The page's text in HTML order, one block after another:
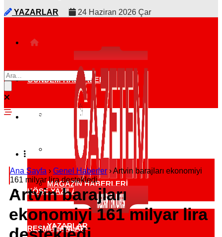
YAZARLAR
24 Haziran 2026 Çar
GÜNDEM HABERLERI
EKONOMI HABERLERI
POLITIKA HABERLERI
MAGAZIN HABERLERI
SPOR HABERLERI
RÖPORTAJLAR
KÖŞE YAZILARI
YAZARLAR
RESMI İLANLAR
Ana Sayfa › Genel Haberler ›Artvin barajları ekonomiyi
161 milyar lira destekledi
Artvin barajları
ekonomiyi 161 milyar lira